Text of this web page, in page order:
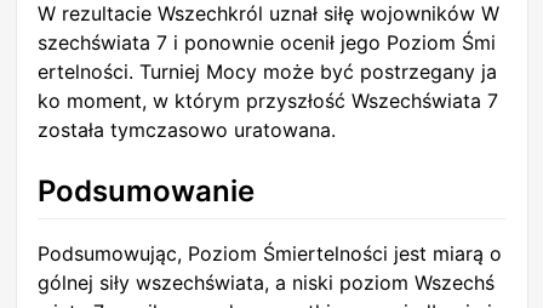
W rezultacie Wszechkról uznał siłę wojowników W
szechświata 7 i ponownie ocenił jego Poziom Śmi
ertelności. Turniej Mocy może być postrzegany ja
ko moment, w którym przyszłość Wszechświata 7
została tymczasowo uratowana.
Podsumowanie
Podsumowując, Poziom Śmiertelności jest miarą o
gólnej siły wszechświata, a niski poziom Wszechś